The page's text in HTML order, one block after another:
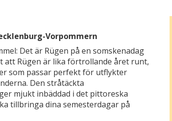
Vorpommern
Det är Rügen på en somskenadag
att Rügen är lika förtrollande året runt,
som passar perfekt för utflykter
Den stråtäckta
mjukt inbäddad i det pittoreska
tillbringa dina semesterdagar på